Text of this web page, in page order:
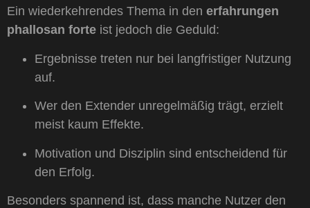
Ein wiederkehrendes Thema in den erfahrungen
phallosan forte ist jedoch die Geduld:
Ergebnisse treten nur bei langfristiger Nutzung
auf.
Wer den Extender unregelmäßig trägt, erzielt
meist kaum Effekte.
Motivation und Disziplin sind entscheidend für
den Erfolg.
Besonders spannend ist, dass manche Nutzer den